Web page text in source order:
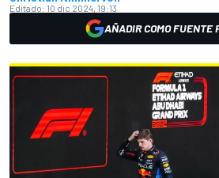
Editado: 10 dic 2024, 19:13
AÑADIR COMO FUENTE